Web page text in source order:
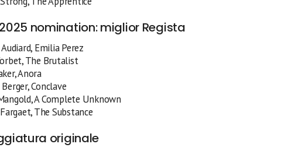
nomination: miglior Regista
Audiard, Emilia Perez
The Brutalist
Anora
Conclave
A Complete Unknown
The Substance
originale